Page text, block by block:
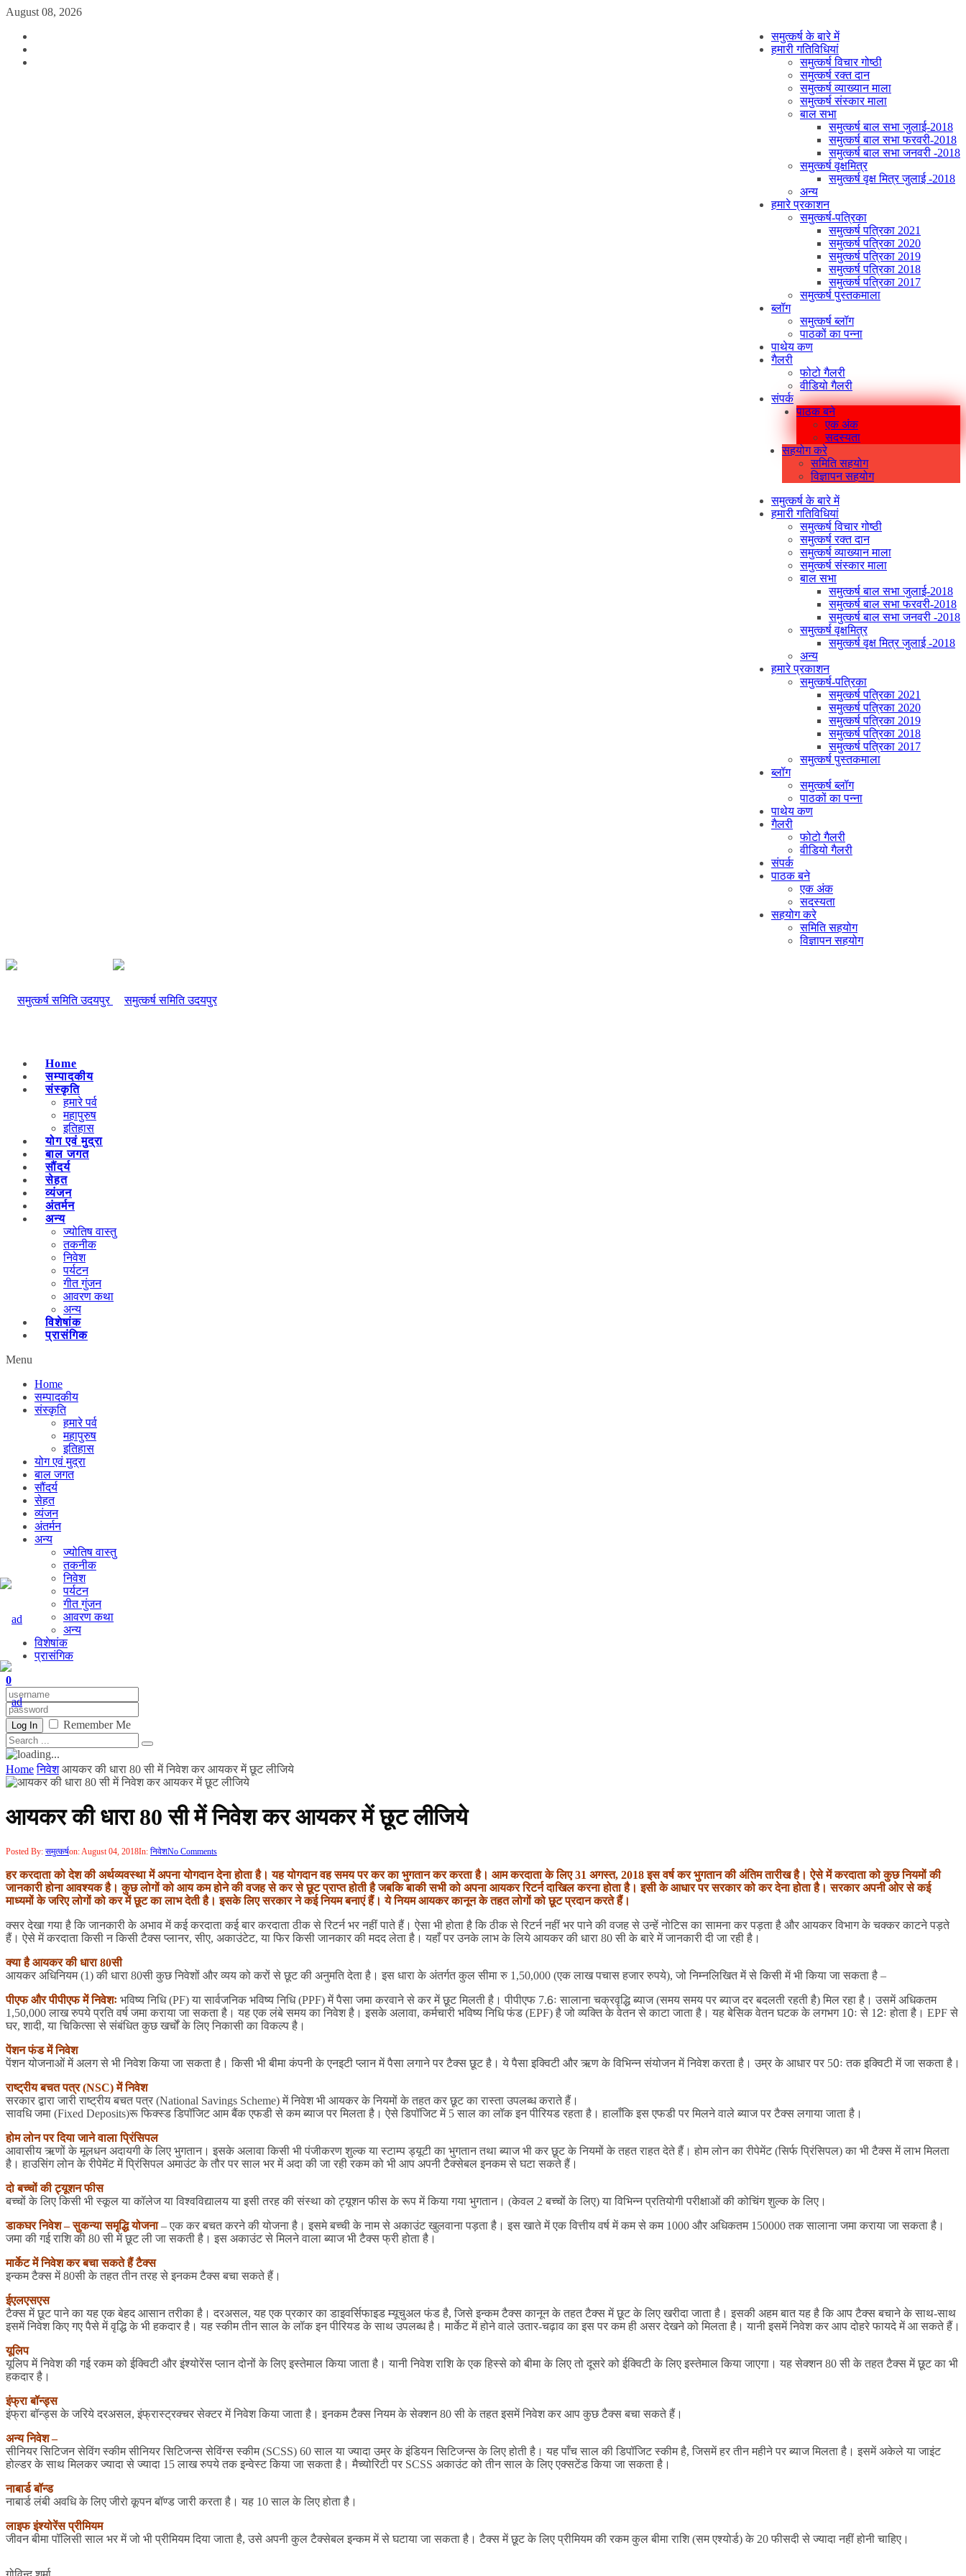
August 08, 2026
समुत्कर्ष के बारे में
हमारी गतिविधियां
समुत्कर्ष विचार गोष्ठी
समुत्कर्ष रक्त दान
समुत्कर्ष व्याख्यान माला
समुत्कर्ष संस्कार माला
बाल सभा
समुत्कर्ष बाल सभा जुलाई-2018
समुत्कर्ष बाल सभा फरवरी-2018
समुत्कर्ष बाल सभा जनवरी -2018
समुत्कर्ष वृक्षमित्र
समुत्कर्ष वृक्ष मित्र जुलाई -2018
अन्य
हमारे प्रकाशन
समुत्कर्ष-पत्रिका
समुत्कर्ष पत्रिका 2021
समुत्कर्ष पत्रिका 2020
समुत्कर्ष पत्रिका 2019
समुत्कर्ष पत्रिका 2018
समुत्कर्ष पत्रिका 2017
समुत्कर्ष पुस्तकमाला
ब्लॉग
समुत्कर्ष ब्लॉग
पाठकों का पन्ना
पाथेय कण
गैलरी
फोटो गैलरी
वीडियो गैलरी
संपर्क
पाठक बने
एक अंक
सदस्यता
सहयोग करे
समिति सहयोग
विज्ञापन सहयोग
समुत्कर्ष के बारे में
हमारी गतिविधियां
समुत्कर्ष विचार गोष्ठी
समुत्कर्ष रक्त दान
समुत्कर्ष व्याख्यान माला
समुत्कर्ष संस्कार माला
बाल सभा
समुत्कर्ष बाल सभा जुलाई-2018
समुत्कर्ष बाल सभा फरवरी-2018
समुत्कर्ष बाल सभा जनवरी -2018
समुत्कर्ष वृक्षमित्र
समुत्कर्ष वृक्ष मित्र जुलाई -2018
अन्य
हमारे प्रकाशन
समुत्कर्ष-पत्रिका
समुत्कर्ष पत्रिका 2021
समुत्कर्ष पत्रिका 2020
समुत्कर्ष पत्रिका 2019
समुत्कर्ष पत्रिका 2018
समुत्कर्ष पत्रिका 2017
समुत्कर्ष पुस्तकमाला
ब्लॉग
समुत्कर्ष ब्लॉग
पाठकों का पन्ना
पाथेय कण
गैलरी
फोटो गैलरी
वीडियो गैलरी
संपर्क
पाठक बने
एक अंक
सदस्यता
सहयोग करे
समिति सहयोग
विज्ञापन सहयोग
Home
सम्पादकीय
संस्कृति
हमारे पर्व
महापुरुष
इतिहास
योग एवं मुद्रा
बाल जगत
सौंदर्य
सेहत
व्यंजन
अंतर्मन
अन्य
ज्योतिष वास्तु
तकनीक
निवेश
पर्यटन
गीत गुंजन
आवरण कथा
अन्य
विशेषांक
प्रासंगिक
Menu
Home
सम्पादकीय
संस्कृति
हमारे पर्व
महापुरुष
इतिहास
योग एवं मुद्रा
बाल जगत
सौंदर्य
सेहत
व्यंजन
अंतर्मन
अन्य
ज्योतिष वास्तु
तकनीक
निवेश
पर्यटन
गीत गुंजन
आवरण कथा
अन्य
विशेषांक
प्रासंगिक
0
Log In Remember Me
Home निवेश आयकर की धारा 80 सी में निवेश कर आयकर में छूट लीजिये
आयकर की धारा 80 सी में निवेश कर आयकर में छूट लीजिये
Posted By: समुत्कर्षon:August 04, 2018In: निवेशNo Comments
हर करदाता को देश की अर्थव्यवस्था में अपना योगदान देना होता है। यह योगदान वह समय पर कर का भुगतान कर करता है। आम करदाता के लिए 31 अगस्त, 2018 इस वर्ष कर भुगतान की अंतिम तारीख है। ऐसे में करदाता को कुछ नियमों की
जानकारी होना आवश्यक है। कुछ लोगों को आय कम होने की वजह से कर से छूट प्राप्त होती है जबकि बाकी सभी को अपना आयकर रिटर्न दाखिल करना होता है। इसी के आधार पर सरकार को कर देना होता है। सरकार अपनी ओर से कई
माध्यमों के जरिए लोगों को कर में छूट का लाभ देती है। इसके लिए सरकार ने कई नियम बनाएं हैं। ये नियम आयकर कानून के तहत लोगों को छूट प्रदान करते हैं।
क्सर देखा गया है कि जानकारी के अभाव में कई करदाता कई बार करदाता ठीक से रिटर्न भर नहीं पाते हैं। ऐसा भी होता है कि ठीक से रिटर्न नहीं भर पाने की वजह से उन्हें नोटिस का सामना कर पड़ता है और आयकर विभाग के चक्कर काटने पड़ते
हैं। ऐसे में करदाता किसी न किसी टैक्स प्लानर, सीए, अकाउंटेट, या फिर किसी जानकार की मदद लेता है। यहाँ पर उनके लाभ के लिये आयकर की धारा 80 सी के बारे में जानकारी दी जा रही है।
क्या है आयकर की धारा 80सी
आयकर अधिनियम (1) की धारा 80सी कुछ निवेशों और व्यय को करों से छूट की अनुमति देता है। इस धारा के अंतर्गत कुल सीमा रु 1,50,000 (एक लाख पचास हजार रुपये), जो निम्नलिखित में से किसी में भी किया जा सकता है –
पीएफ और पीपीएफ में निवेशः भविष्य निधि (PF) या सार्वजनिक भविष्य निधि (PPF) में पैसा जमा करवाने से कर में छूट मिलती है। पीपीएफ 7.6ः सालाना चक्रवृद्धि ब्याज (समय समय पर ब्याज दर बदलती रहती है) मिल रहा है। उसमें अधिकतम
1,50,000 लाख रुपये प्रति वर्ष जमा कराया जा सकता है। यह एक लंबे समय का निवेश है। इसके अलावा, कर्मचारी भविष्य निधि फंड (EPF) है जो व्यक्ति के वेतन से काटा जाता है। यह बेसिक वेतन घटक के लगभग 10ः से 12ः होता है। EPF से
घर, शादी, या चिकित्सा से संबंधित कुछ खर्चों के लिए निकासी का विकल्प है।
पेंशन फंड में निवेश
पेंशन योजनाओं में अलग से भी निवेश किया जा सकता है। किसी भी बीमा कंपनी के एनइटी प्लान में पैसा लगाने पर टैक्स छूट है। ये पैसा इक्विटी और ऋण के विभिन्न संयोजन में निवेश करता है। उम्र के आधार पर 50ः तक इक्विटी में जा सकता है।
राष्ट्रीय बचत पत्र (NSC) में निवेश
सरकार द्वारा जारी राष्ट्रीय बचत पत्र (National Savings Scheme) में निवेश भी आयकर के नियमों के तहत कर छूट का रास्ता उपलब्ध कराते हैं।
सावधि जमा (Fixed Deposits)रू फिक्स्ड डिपॉजिट आम बैंक एफडी से कम ब्याज पर मिलता है। ऐसे डिपॉजिट में 5 साल का लॉक इन पीरियड रहता है। हालाँकि इस एफडी पर मिलने वाले ब्याज पर टैक्स लगाया जाता है।
होम लोन पर दिया जाने वाला प्रिंसिपल
आवासीय ऋणों के मूलधन अदायगी के लिए भुगतान। इसके अलावा किसी भी पंजीकरण शुल्क या स्टाम्प ड्यूटी का भुगतान तथा ब्याज भी कर छूट के नियमों के तहत राहत देते हैं। होम लोन का रीपेमेंट (सिर्फ प्रिंसिपल) का भी टैक्स में लाभ मिलता
है। हाउसिंग लोन के रीपेमेंट में प्रिंसिपल अमाउंट के तौर पर साल भर में अदा की जा रही रकम को भी आप अपनी टैक्सेबल इनकम से घटा सकते हैं।
दो बच्चों की ट्यूशन फीस
बच्चों के लिए किसी भी स्कूल या कॉलेज या विश्वविद्यालय या इसी तरह की संस्था को ट्यूशन फीस के रूप में किया गया भुगतान। (केवल 2 बच्चों के लिए) या विभिन्न प्रतियोगी परीक्षाओं की कोचिंग शुल्क के लिए।
डाकघर निवेश – सुकन्या समृद्धि योजना – एक कर बचत करने की योजना है। इसमे बच्ची के नाम से अकाउंट खुलवाना पड़ता है। इस खाते में एक वित्तीय वर्ष में कम से कम 1000 और अधिकतम 150000 तक सालाना जमा कराया जा सकता है।
जमा की गई राशि की 80 सी में छूट ली जा सकती है। इस अकाउंट से मिलने वाला ब्याज भी टैक्स फ्री होता है।
मार्केट में निवेश कर बचा सकते हैं टैक्स
इन्कम टैक्स में 80सी के तहत तीन तरह से इनकम टैक्स बचा सकते हैं।
ईएलएसएस
टैक्स में छूट पाने का यह एक बेहद आसान तरीका है। दरअसल, यह एक प्रकार का डाइवर्सिफाइड म्यूचुअल फंड है, जिसे इन्कम टैक्स कानून के तहत टैक्स में छूट के लिए खरीदा जाता है। इसकी अहम बात यह है कि आप टैक्स बचाने के साथ-साथ
इसमें निवेश किए गए पैसे में वृद्धि के भी हकदार है। यह स्कीम तीन साल के लॉक इन पीरियड के साथ उपलब्ध है। मार्केट में होने वाले उतार-चढ़ाव का इस पर कम ही असर देखने को मिलता है। यानी इसमें निवेश कर आप दोहरे फायदे में आ सकते हैं।
यूलिप
यूलिप में निवेश की गई रकम को ईक्विटी और इंश्योरेंस प्लान दोनों के लिए इस्तेमाल किया जाता है। यानी निवेश राशि के एक हिस्से को बीमा के लिए तो दूसरे को ईक्विटी के लिए इस्तेमाल किया जाएगा। यह सेक्शन 80 सी के तहत टैक्स में छूट का भी
हकदार है।
इंफ्रा बॉन्ड्स
इंफ्रा बॉन्ड्स के जरिये दरअसल, इंफ्रास्ट्रक्चर सेक्टर में निवेश किया जाता है। इनकम टैक्स नियम के सेक्शन 80 सी के तहत इसमें निवेश कर आप कुछ टैक्स बचा सकते हैं।
अन्य निवेश –
सीनियर सिटिजन सेविंग स्कीम सीनियर सिटिजन्स सेविंग्स स्कीम (SCSS) 60 साल या ज्यादा उम्र के इंडियन सिटिजन्स के लिए होती है। यह पाँच साल की डिपॉजिट स्कीम है, जिसमें हर तीन महीने पर ब्याज मिलता है। इसमें अकेले या जाइंट
होल्डर के साथ मिलकर ज्यादा से ज्यादा 15 लाख रुपये तक इन्वेस्ट किया जा सकता है। मैच्योरिटी पर SCSS अकाउंट को तीन साल के लिए एक्सटेंड किया जा सकता है।
नाबार्ड बॉन्ड
नाबार्ड लंबी अवधि के लिए जीरो कूपन बॉण्ड जारी करता है। यह 10 साल के लिए होता है।
लाइफ इंश्योरेंस प्रीमियम
जीवन बीमा पॉलिसी साल भर में जो भी प्रीमियम दिया जाता है, उसे अपनी कुल टैक्सेबल इन्कम में से घटाया जा सकता है। टैक्स में छूट के लिए प्रीमियम की रकम कुल बीमा राशि (सम एश्योर्ड) के 20 फीसदी से ज्यादा नहीं होनी चाहिए।